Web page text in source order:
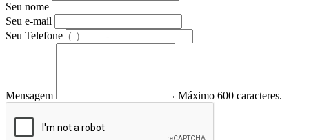
Seu nome
Seu e-mail
Seu Telefone
Mensagem Máximo 600 caracteres.